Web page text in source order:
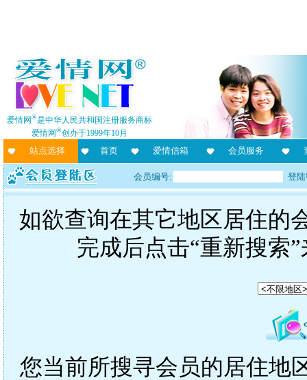
爱情网®是中华人民共和国注册服务商标
爱情网®创办于1999年10月
站点选择 首页 爱情信箱 会员服务
会员编号: 登
如欲查询在其它地区居住的
完成后点击“重新搜索
您当前所搜寻会员的居住地